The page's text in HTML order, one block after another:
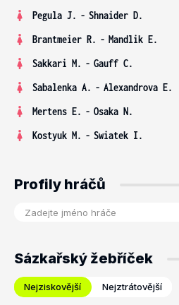
Pegula J. - Shnaider D.
Brantmeier R. - Mandlik E.
Sakkari M. - Gauff C.
Sabalenka A. - Alexandrova E.
Mertens E. - Osaka N.
Kostyuk M. - Swiatek I.
Profily hráčů
Sázkařský žebříček
Nejziskovější Nejztrátovější